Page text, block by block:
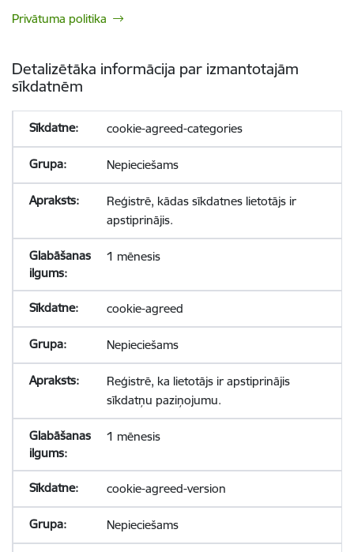
Privātuma politika
Detalizētāka informācija par izmantotajām
sīkdatnēm
cookie-agreed-categories
Nepieciešams
Reģistrē, kādas sīkdatnes lietotājs ir
apstiprinājis.
1 mēnesis
cookie-agreed
Nepieciešams
Reģistrē, ka lietotājs ir apstiprinājis
sīkdatņu paziņojumu.
1 mēnesis
cookie-agreed-version
Nepieciešams